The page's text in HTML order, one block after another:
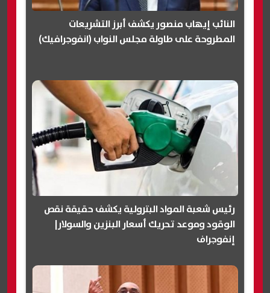
النائب إيهاب منصور يكشف أبرز التشريعات
المطروحة على طاولة مجلس النواب (انفوجرافيك)
رئيس شعبة المواد البترولية يكشف حقيقة نقص
الوقود وموعد تحريك أسعار البنزين والسولار|
إنفوجراف